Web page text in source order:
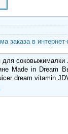
заказа в
для соковыжималки
Made in Dream
dream vitamin